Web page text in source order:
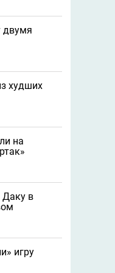
двумя
худших
на
Даку в
игру